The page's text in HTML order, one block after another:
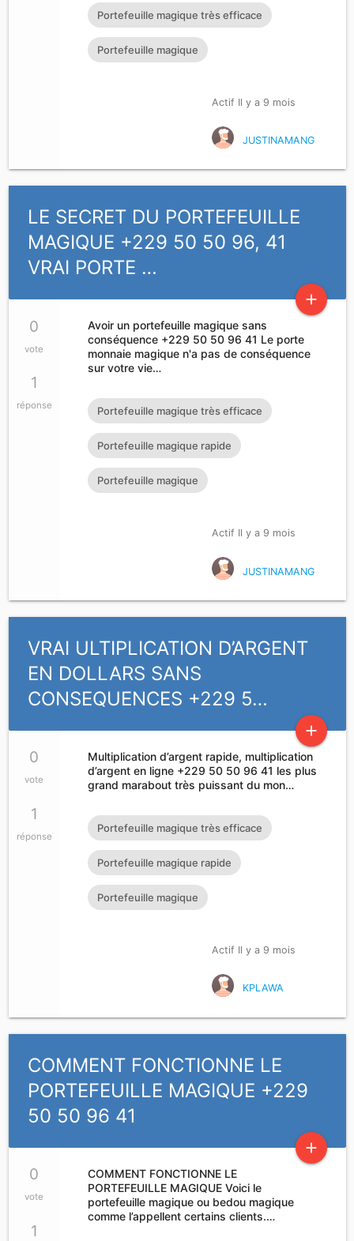
Portefeuille magique très efficace
Portefeuille magique
Actif Il y a 9 mois
JUSTINAMANG
LE SECRET DU PORTEFEUILLE
MAGIQUE +229 50 50 96, 41
VRAI PORTE …
add
0
vote
1
réponse
Avoir un portefeuille magique sans
conséquence +229 50 50 96 41 Le porte
monnaie magique n'a pas de conséquence
sur votre vie…
Portefeuille magique très efficace
Portefeuille magique rapide
Portefeuille magique
Actif Il y a 9 mois
JUSTINAMANG
VRAI ULTIPLICATION D’ARGENT
EN DOLLARS SANS
CONSEQUENCES +229 5…
add
0
vote
1
réponse
Multiplication d’argent rapide, multiplication
d’argent en ligne +229 50 50 96 41 les plus
grand marabout très puissant du mon…
Portefeuille magique très efficace
Portefeuille magique rapide
Portefeuille magique
Actif Il y a 9 mois
KPLAWA
COMMENT FONCTIONNE LE
PORTEFEUILLE MAGIQUE +229
50 50 96 41
add
0
vote
1
COMMENT FONCTIONNE LE
PORTEFEUILLE MAGIQUE Voici le
portefeuille magique ou bedou magique
comme l’appellent certains clients.…